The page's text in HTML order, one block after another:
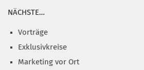
NÄCHSTE…
Vorträge
Exklusivkreise
Marketing vor Ort